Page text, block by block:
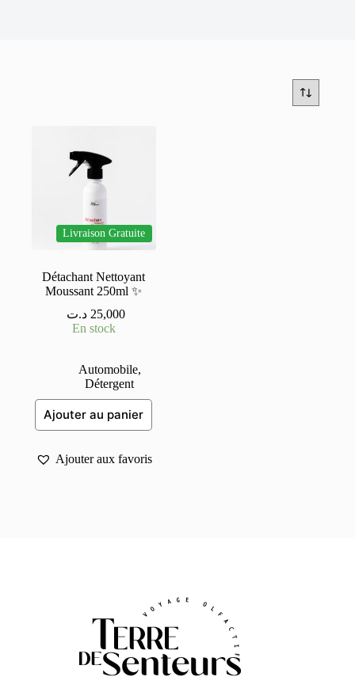
Livraison Gratuite
Détachant Nettoyant
Moussant 250ml ✨
25,000 د.ت
En stock
Automobile,
Détergent
Ajouter au panier
Ajouter aux favoris